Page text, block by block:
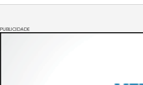
PUBLICIDADE